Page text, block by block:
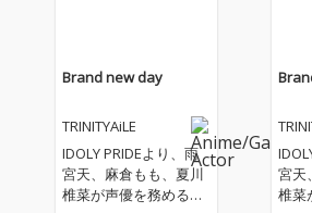
Brand new day
TRINITYAiLE
IDOLY PRIDEより、雨
宮天、麻倉もも、夏川
椎菜が声優を務めるユ
宮天
椎菜